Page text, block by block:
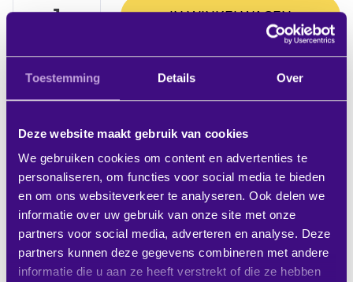
Toestemming Details Over
Deze website maakt gebruik van cookies
We gebruiken cookies om content en advertenties te
personaliseren, om functies voor social media te bieden
en om ons websiteverkeer te analyseren. Ook delen we
informatie over uw gebruik van onze site met onze
partners voor social media, adverteren en analyse. Deze
partners kunnen deze gegevens combineren met andere
informatie die u aan ze heeft verstrekt of die ze hebben
VERLAAG VERHOOG IN WINKELWAGEN
2%
EXTRA KORTING BIJ ALLE
BETALINGEN MET IDEAL!
Op verlanglijstje
Productbeschrijving
De PUC 2415 is een buis van 150 cm welke deel
uitmaakt van het modulaire Connect-it systeem,